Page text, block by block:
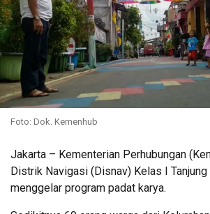
Foto: Dok. Kemenhub
Jakarta – Kementerian Perhubungan
Distrik Navigasi (Disnav) Kelas I
menggelar program padat karya.